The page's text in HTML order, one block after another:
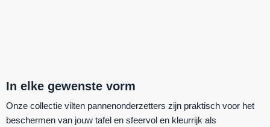
In elke gewenste vorm
Onze collectie vilten pannenonderzetters zijn praktisch voor het
beschermen van jouw tafel en sfeervol en kleurrijk als